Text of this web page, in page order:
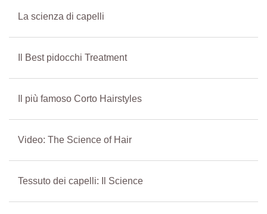
La scienza di capelli
Il Best pidocchi Treatment
Il più famoso Corto Hairstyles
Video: The Science of Hair
Tessuto dei capelli: Il Science